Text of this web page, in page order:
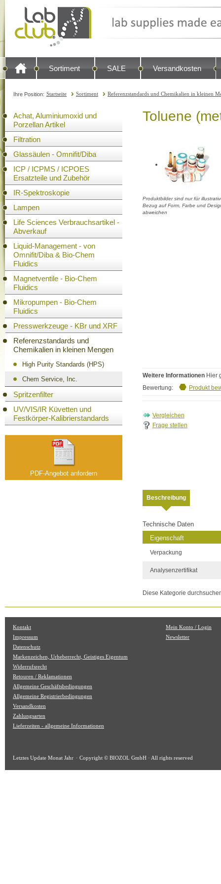
Sortiment SALE Versandkosten
Ihre Position: Startseite Sortiment Referenzstandards und Chemikalien in kleinen
Achat, Aluminiumoxid und
Porzellan Artikel
Filtration
Glassäulen - Omnifit/Diba
ICP / ICPMS / ICPOES
Ersatzteile und Zubehör
IR-Spektroskopie
Lampen
Life Sciences Verbrauchsartikel -
Abverkauf
Liquid-Management - von
Omnifit/Diba & Bio-Chem
Fluidics
Magnetventile - Bio-Chem
Fluidics
Mikropumpen - Bio-Chem
Fluidics
Presswerkzeuge - KBr und XRF
Referenzstandards und
Chemikalien in kleinen Mengen
High Purity Standards (HPS)
Chem Service, Inc.
Spritzenfilter
UV/VIS/IR Küvetten und
Festkörper-Kalibrierstandards
PDF-Angebot anfordern
Toluene
Produktbilder sind nur für
Bezug auf Form, Farbe und
abweichen
Weitere Informationen Hier
Bewertung:
Produkt
Frage stellen
Beschreibung
Technische Daten
Eigenschaft
Verpackung
Analysenzertifikat
Diese Kategorie
Kontakt
Impressum
Datenschutz
Markenzeichen, Urheberrecht, Geistiges Eigentum
Widerrufsrecht
Retouren / Reklamationen
Allgemeine Geschäftsbedingungen
Allgemeine Registrierbedingungen
Versandkosten
Zahlungsarten
Lieferzeiten - allgemeine Informationen
Mein Konto / Login
Newsletter
Letztes Update Monat Jahr · Copyright © BIOZOL GmbH · All rights reserved